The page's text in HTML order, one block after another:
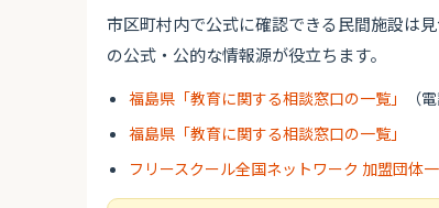
市区町村内で公式に確認できる民間施設は
の公式・公的な情報源が役立ちます。
福島県「教育に関する相談窓口の一覧」
（
福島県「教育に関する相談窓口の一覧」
フリースクール全国ネットワーク 加盟団体